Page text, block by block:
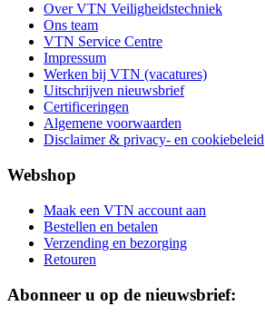
Over VTN Veiligheidstechniek
Ons team
VTN Service Centre
Impressum
Werken bij VTN (vacatures)
Uitschrijven nieuwsbrief
Certificeringen
Algemene voorwaarden
Disclaimer & privacy- en cookiebeleid
Webshop
Maak een VTN account aan
Bestellen en betalen
Verzending en bezorging
Retouren
Abonneer u op de nieuwsbrief: